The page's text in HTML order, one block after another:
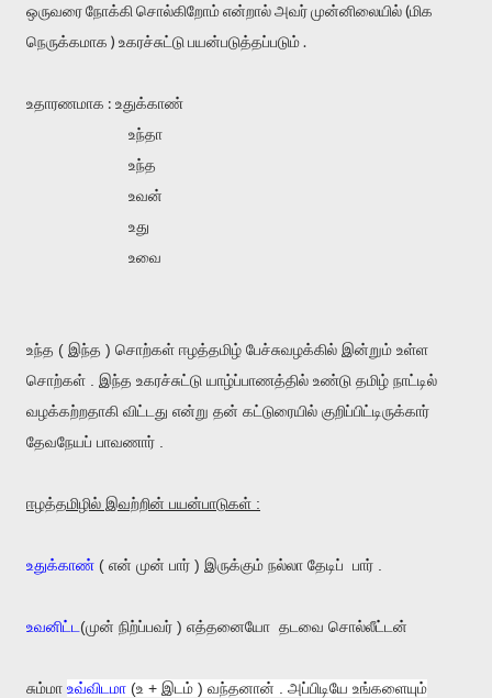
ஒருவரை நோக்கி சொல்கிறோம் என்றால் அவர் முன்னிலையில் (மிக
நெருக்கமாக ) உகரச்சுட்டு பயன்படுத்தப்படும் .
உதாரணமாக : உதுக்காண்
உந்தா
உந்த
உவன்
உது
உவை
உந்த ( இந்த ) சொற்கள் ஈழத்தமிழ் பேச்சுவழக்கில் இன்றும் உள்ள
சொற்கள் . இந்த உகரச்சுட்டு யாழ்ப்பாணத்தில் உண்டு தமிழ் நாட்டில்
வழக்கற்றதாகி விட்டது என்று தன் கட்டுரையில் குறிப்பிட்டிருக்கார்
தேவநேயப் பாவணார் .
ஈழத்தமிழில் இவற்றின் பயன்பாடுகள் :
உதுக்காண் ( என் முன் பார் ) இருக்கும் நல்லா தேடிப் பார் .
உவனிட்ட (முன் நிற்ப்பவர் ) எத்தனையோ தடவை சொல்லீட்டன்
சும்மா உவ்விடமா (உ + இடம் ) வந்தனான் . அப்பிடியே உங்களையும்